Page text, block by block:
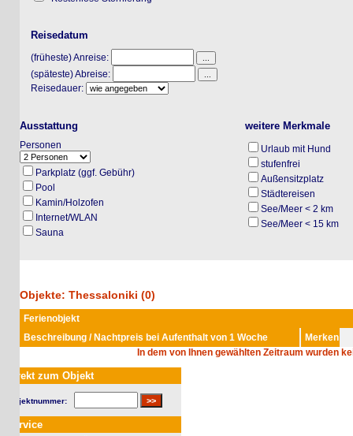
Reisedatum
(früheste) Anreise:
(späteste) Abreise:
Reisedauer:
Ausstattung
Personen
Parkplatz (ggf. Gebühr)
Pool
Kamin/Holzofen
Internet/WLAN
Sauna
weitere Merkmale
Urlaub mit Hund
stufenfrei
Außensitzplatz
Städtereisen
See/Meer < 2 km
See/Meer < 15 km
Objekte: Thessaloniki (0)
Ferienobjekt
Beschreibung / Nachtpreis bei Aufenthalt von 1 Woche
Merken
In dem von Ihnen gewählten Zeitraum wurden keine
zum Objekt